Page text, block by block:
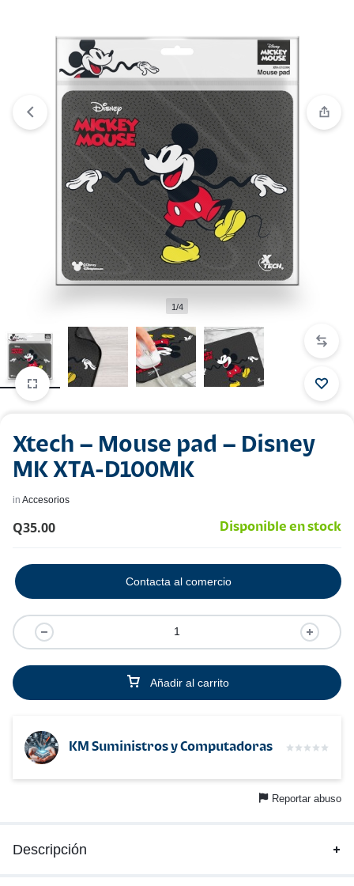
añadido a tu carrito.Ver carrito
1/4
Xtech – Mouse pad – Disney
MK XTA-D100MK
in Accesorios
Q35.00 Disponible en stock
Añadir al carrito
Contacta al comercio
KM Suministros y Computadoras
Reportar abuso
Descripción